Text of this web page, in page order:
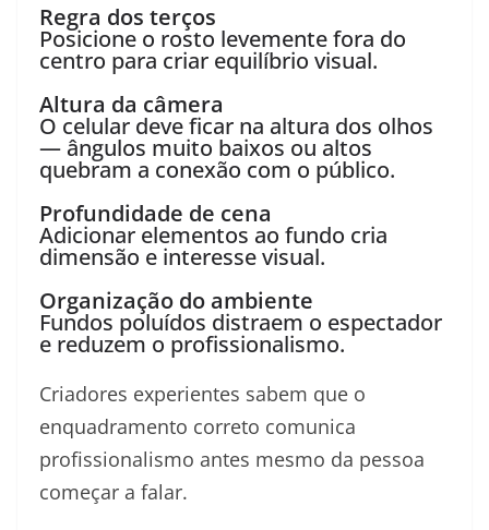
Regra dos terços
Posicione o rosto levemente fora do
centro para criar equilíbrio visual.
Altura da câmera
O celular deve ficar na altura dos olhos
— ângulos muito baixos ou altos
quebram a conexão com o público.
Profundidade de cena
Adicionar elementos ao fundo cria
dimensão e interesse visual.
Organização do ambiente
Fundos poluídos distraem o espectador
e reduzem o profissionalismo.
Criadores experientes sabem que o
enquadramento correto comunica
profissionalismo antes mesmo da pessoa
começar a falar.